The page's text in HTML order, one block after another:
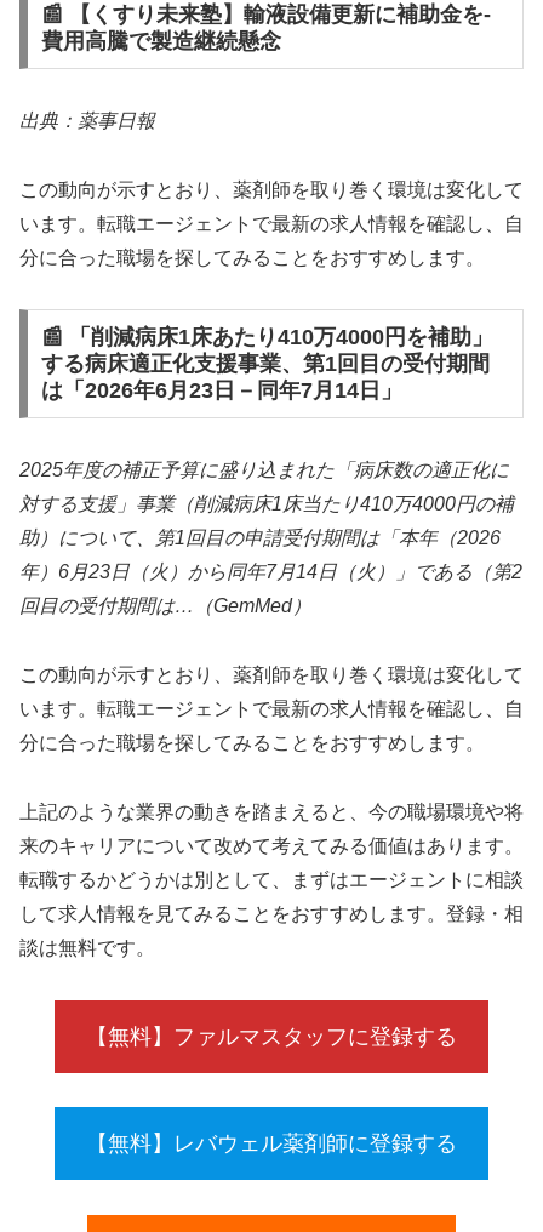
📰 【くすり未来塾】輸液設備更新に補助金を‐
費用高騰で製造継続懸念
出典：薬事日報
この動向が示すとおり、薬剤師を取り巻く環境は変化して
います。転職エージェントで最新の求人情報を確認し、自
分に合った職場を探してみることをおすすめします。
📰 「削減病床1床あたり410万4000円を補助」
する病床適正化支援事業、第1回目の受付期間
は「2026年6月23日－同年7月14日」
2025年度の補正予算に盛り込まれた「病床数の適正化に
対する支援」事業（削減病床1床当たり410万4000円の補
助）について、第1回目の申請受付期間は「本年（2026
年）6月23日（火）から同年7月14日（火）」である（第2
回目の受付期間は…（GemMed）
この動向が示すとおり、薬剤師を取り巻く環境は変化して
います。転職エージェントで最新の求人情報を確認し、自
分に合った職場を探してみることをおすすめします。
上記のような業界の動きを踏まえると、今の職場環境や将
来のキャリアについて改めて考えてみる価値はあります。
転職するかどうかは別として、まずはエージェントに相談
して求人情報を見てみることをおすすめします。登録・相
談は無料です。
【無料】ファルマスタッフに登録する
【無料】レバウェル薬剤師に登録する